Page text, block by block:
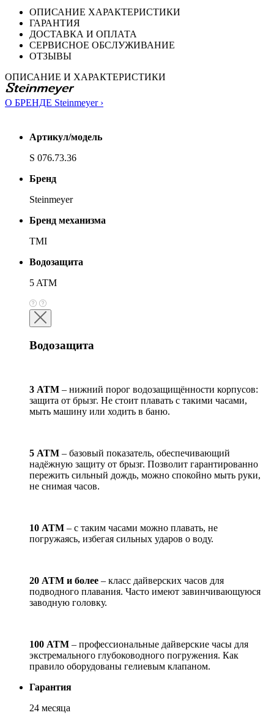
ОПИСАНИЕ ХАРАКТЕРИСТИКИ
ГАРАНТИЯ
ДОСТАВКА И ОПЛАТА
СЕРВИСНОЕ ОБСЛУЖИВАНИЕ
ОТЗЫВЫ
ОПИСАНИЕ И ХАРАКТЕРИСТИКИ
О БРЕНДЕ Steinmeyer ›
Артикул/модель
S 076.73.36
Бренд
Steinmeyer
Бренд механизма
TMI
Водозащита
5 ATM
Водозащита
3 АТМ – нижний порог водозащищённости корпусов:
защита от брызг. Не стоит плавать с такими часами,
мыть машину или ходить в баню.
5 АТМ – базовый показатель, обеспечивающий
надёжную защиту от брызг. Позволит гарантированно
пережить сильный дождь, можно спокойно мыть руки,
не снимая часов.
10 АТМ – с таким часами можно плавать, не
погружаясь, избегая сильных ударов о воду.
20 АТМ и более – класс дайверских часов для
подводного плавания. Часто имеют завинчивающуюся
заводную головку.
100 АТМ – профессиональные дайверские часы для
экстремального глубоководного погружения. Как
правило оборудованы гелиевым клапаном.
Гарантия
24 месяца